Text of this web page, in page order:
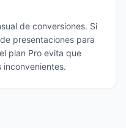
de conversiones. Si
presentaciones para
plan Pro evita que
inconvenientes.